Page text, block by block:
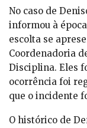
No caso de
informou à
escolta se
Coordenadoria
Disciplina. Eles
ocorrência foi
que o incidente
O histórico de